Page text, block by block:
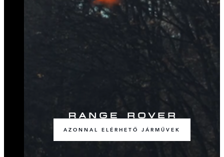
AZONNAL ELÉRHETŐ JÁRMŰVEK